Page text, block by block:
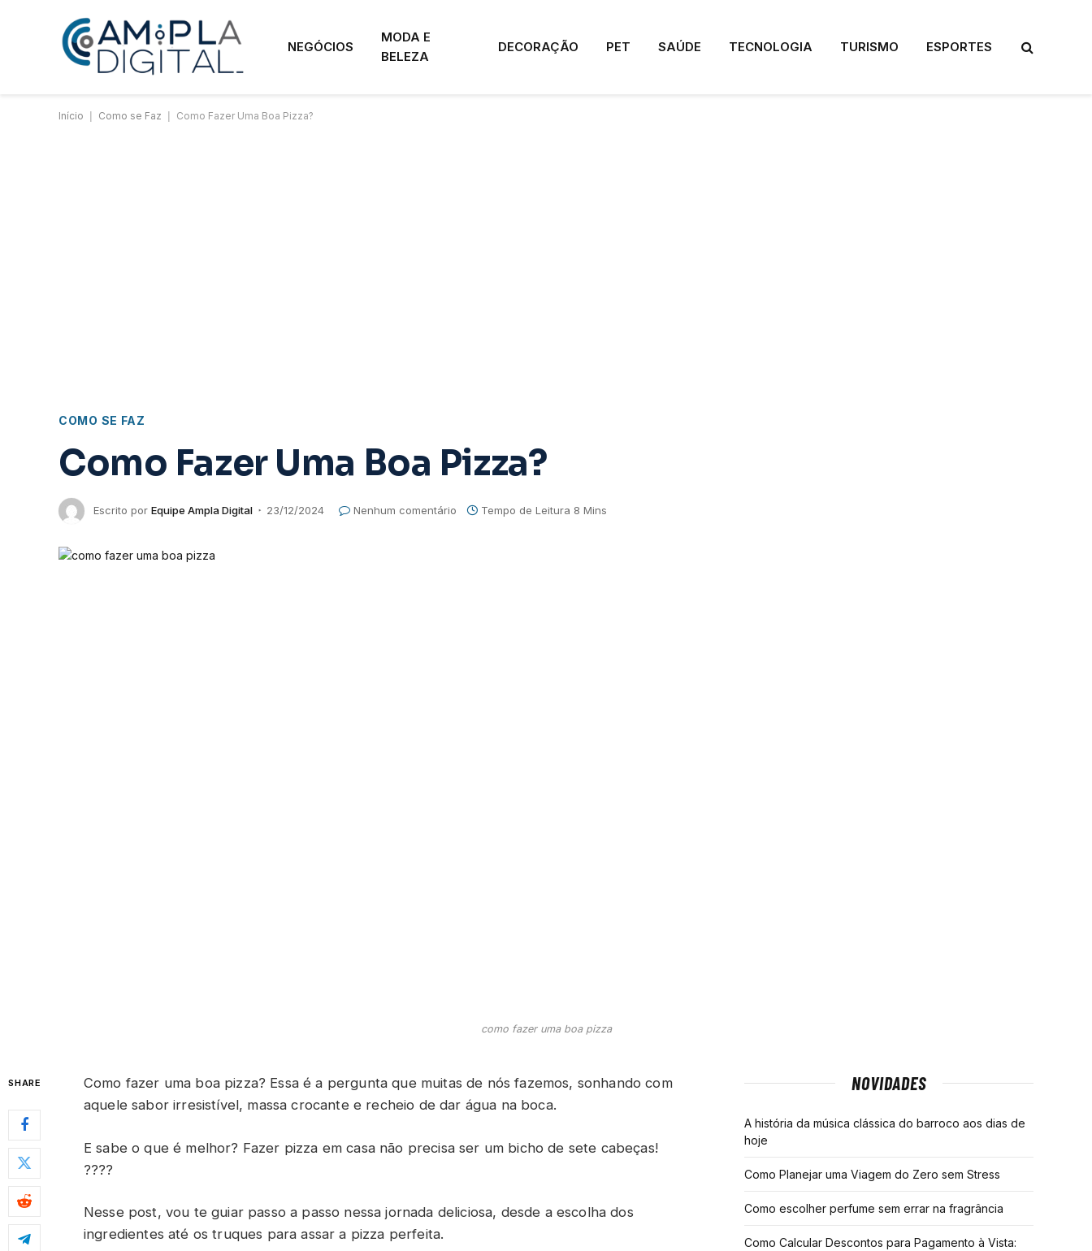
NEGÓCIOS
MODA E
BELEZA
DECORAÇÃO PET SAÚDE TECNOLOGIA TURISMO ESPORTES
Início Como se Faz Como Fazer Uma Boa Pizza?
COMO SE FAZ
Como Fazer Uma Boa Pizza?
Escrito por Equipe Ampla Digital 23/12/2024 Nenhum comentário Tempo de Leitura 8 Mins
como fazer uma boa pizza
SHARE
Como fazer uma boa pizza? Essa é a pergunta que muitas de nós fazemos, sonhando com
aquele sabor irresistível, massa crocante e recheio de dar água na boca.
E sabe o que é melhor? Fazer pizza em casa não precisa ser um bicho de sete cabeças!
????
Nesse post, vou te guiar passo a passo nessa jornada deliciosa, desde a escolha dos
ingredientes até os truques para assar a pizza perfeita.
NOVIDADES
A história da música clássica do barroco aos dias de
hoje
Como Planejar uma Viagem do Zero sem Stress
Como escolher perfume sem errar na fragrância
Como Calcular Descontos para Pagamento à Vista: